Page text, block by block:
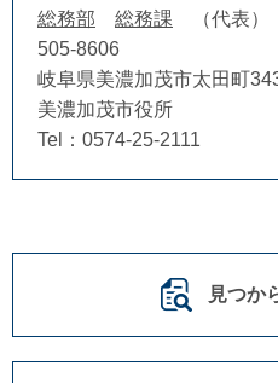
総務部 総務課
代表
505-8606
岐阜県美濃加茂市太田町
美濃加茂市役所
Tel：0574-25-2111
見つか